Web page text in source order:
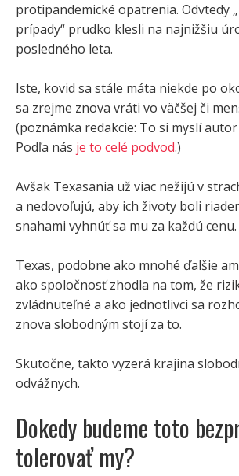
protipandemické opatrenia. Odvtedy
prípady“ prudko klesli na najnižšiu
posledného leta.
Iste, kovid sa stále máta niekde po
sa zrejme znova vráti vo väčšej či
(poznámka redakcie: To si myslí
Podľa nás je to celé podvod.)
Avšak Texasania už viac nežijú v
a nedovoľujú, aby ich životy boli
snahami vyhnúť sa mu za každú cenu.
Texas, podobne ako mnohé ďalšie
ako spoločnosť zhodla na tom, že
zvládnuteľné a ako jednotlivci sa
znova slobodným stojí za to.
Skutočne, takto vyzerá krajina
odvážnych.
Dokedy budeme toto
tolerovať my?